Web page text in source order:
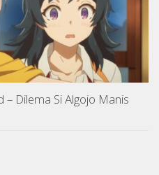
– Dilema Si Algojo Manis